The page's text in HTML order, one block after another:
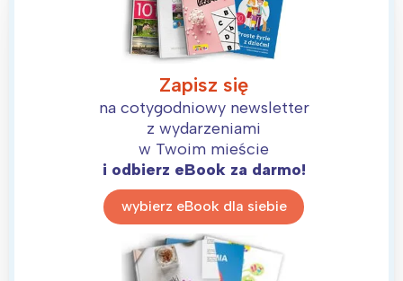
Zapisz się
na cotygodniowy newsletter
z wydarzeniami
w Twoim mieście
i odbierz eBook za darmo!
wybierz eBook dla siebie
Interesują mnie wydarzenia z
tego regionu: